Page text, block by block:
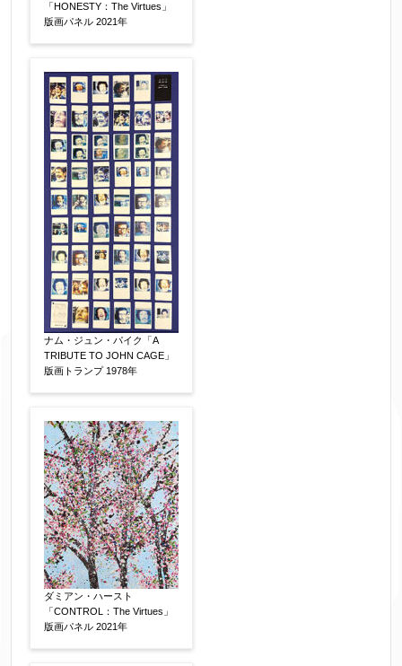
添付画像 【任意】
※添付画像は5MBまでのjpg、gif、pig、pdf形式
にてお送りください。
※追加や複数点ある場合はフォーム送信後に送ら
れてくる送信確認メール記載のアドレスからもお
送り頂けます。
お客様情報をご入力ください。
お名前 【必須】
フリガナ 【任意】
メールアドレス
「HONESTY：The Virtues」
版画パネル 2021年
ナム・ジュン・パイク「A
TRIBUTE TO JOHN CAGE」
版画トランプ 1978年
ダミアン・ハースト
「CONTROL：The Virtues」
版画パネル 2021年